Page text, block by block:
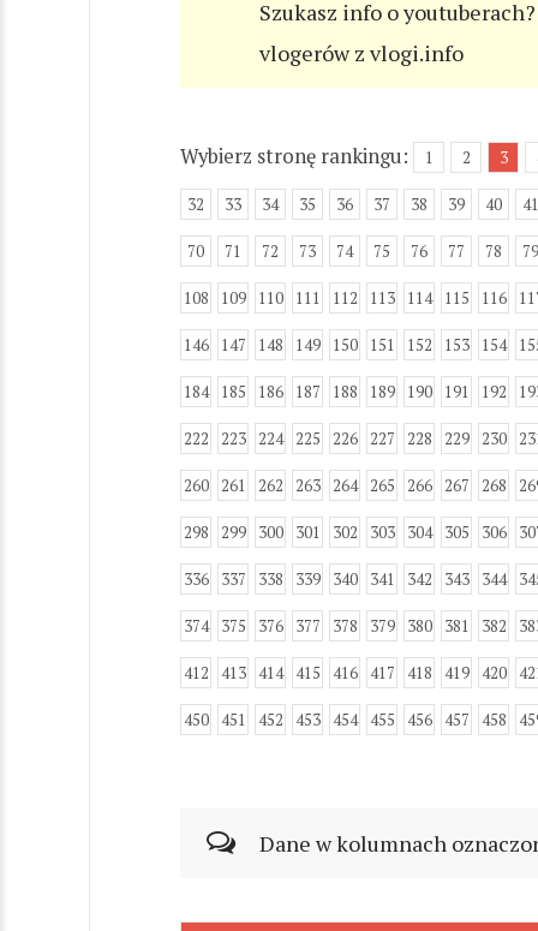
Szukasz info o
vlogerów z vlogi.info
Wybierz stronę rankingu: 1 2 3
32 33 34 35 36 37 38 39 40 41
70 71 72 73 74 75 76 77 78 79
108 109 110 111 112 113 114 115 116
146 147 148 149 150 151 152 153 154
184 185 186 187 188 189 190 191 192
222 223 224 225 226 227 228 229 230
260 261 262 263 264 265 266 267 268
298 299 300 301 302 303 304 305 306
336 337 338 339 340 341 342 343 344
374 375 376 377 378 379 380 381 382
412 413 414 415 416 417 418 419 420
450 451 452 453 454 455 456 457 458
Dane w kolumnach